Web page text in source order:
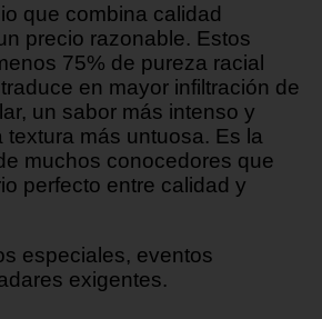
que combina calidad
precio razonable. Estos
75% de pureza racial
en mayor infiltración de
un sabor más intenso y
textura más untuosa. Es la
muchos conocedores que
perfecto entre calidad y
especiales, eventos
exigentes.